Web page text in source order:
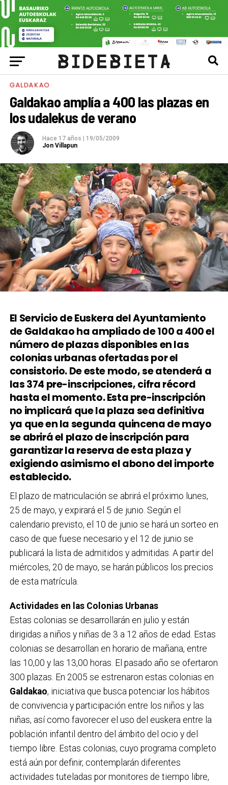
GALDAKAO
Galdakao amplía a 400 las plazas en
los udalekus de verano
Hace 17 años
19/05/2009
Jon Villapun
El Servicio de Euskera del Ayuntamiento
de Galdakao ha ampliado de 100 a 400 el
número de plazas disponibles en las
colonias urbanas ofertadas por el
consistorio. De este modo, se atenderá a
las 374 pre-inscripciones, cifra récord
hasta el momento. Esta pre-inscripción
no implicará que la plaza sea definitiva
ya que en la segunda quincena de mayo
se abrirá el plazo de inscripción para
garantizar la reserva de esta plaza y
exigiendo asimismo el abono del importe
establecido.
El plazo de matriculación se abrirá el próximo lunes,
25 de mayo, y expirará el 5 de junio. Según el
calendario previsto, el 10 de junio se hará un sorteo en
caso de que fuese necesario y el 12 de junio se
publicará la lista de admitidos y admitidas. A partir del
miércoles, 20 de mayo, se harán públicos los precios
de esta matrícula.
Actividades en las Colonias Urbanas
Estas colonias se desarrollarán en julio y están
dirigidas a niños y niñas de 3 a 12 años de edad. Estas
colonias se desarrollan en horario de mañana, entre
las 10,00 y las 13,00 horas. El pasado año se ofertaron
300 plazas. En 2005 se estrenaron estas colonias en
Galdakao, iniciativa que busca potenciar los hábitos
de convivencia y participación entre los niños y las
niñas, así como favorecer el uso del euskera entre la
población infantil dentro del ámbito del ocio y del
tiempo libre. Estas colonias, cuyo programa completo
está aún por definir, contemplarán diferentes
actividades tuteladas por monitores de tiempo libre,